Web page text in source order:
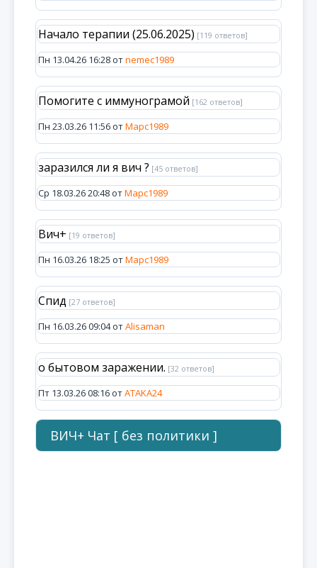
Начало терапии (25.06.2025) [119 ответов]
Пн 13.04.26 16:28 отnemec1989
Помогите с иммунограмой [162 ответов]
Пн 23.03.26 11:56 отМарс1989
заразился ли я вич ? [45 ответов]
Ср 18.03.26 20:48 отМарс1989
Вич+ [19 ответов]
Пн 16.03.26 18:25 отМарс1989
Спид [27 ответов]
Пн 16.03.26 09:04 отAlisaman
о бытовом заражении. [32 ответов]
Пт 13.03.26 08:16 отATAKA24
ВИЧ+ Чат [ без политики ]